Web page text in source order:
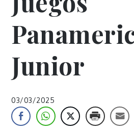
Junior
03/03/2025